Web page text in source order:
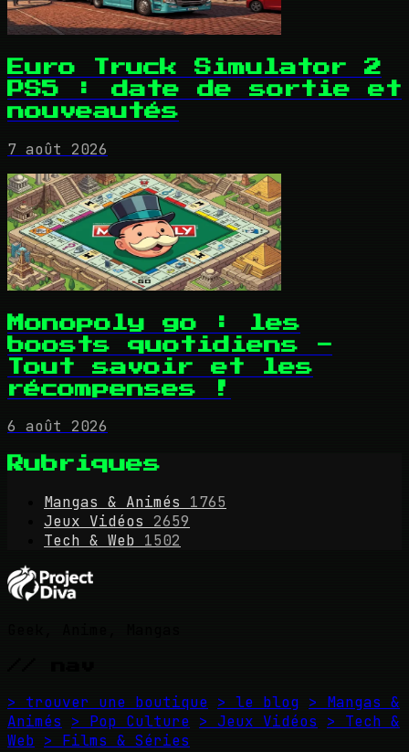
Euro Truck Simulator 2
PS5 : date de sortie et
nouveautés
7 août 2026
Monopoly go : les
boosts quotidiens -
Tout savoir et les
récompenses !
6 août 2026
Rubriques
Mangas & Animés
1765
Jeux Vidéos
2659
Tech & Web 1502
> trouver une boutique > le blog > Mangas &
Animés
> Pop Culture > Jeux Vidéos
> Tech &
Web > Films & Séries